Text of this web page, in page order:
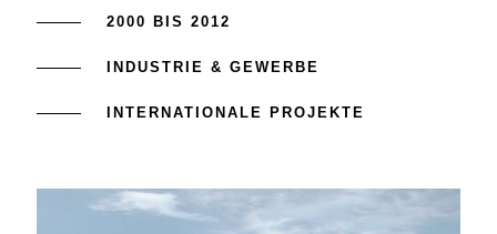
2000 BIS 2012
INDUSTRIE & GEWERBE
INTERNATIONALE PROJEKTE